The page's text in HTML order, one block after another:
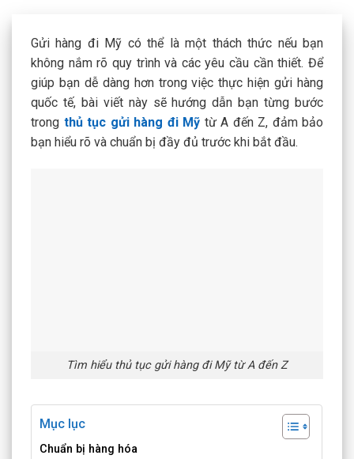
Gửi hàng đi Mỹ có thể là một thách thức nếu bạn
không nắm rõ quy trình và các yêu cầu cần thiết. Để
giúp bạn dễ dàng hơn trong việc thực hiện gửi hàng
quốc tế, bài viết này sẽ hướng dẫn bạn từng bước
trong thủ tục gửi hàng đi Mỹ từ A đến Z, đảm bảo
bạn hiểu rõ và chuẩn bị đầy đủ trước khi bắt đầu.
Tìm hiểu thủ tục gửi hàng đi Mỹ từ A đến Z
Mục lục
Chuẩn bị hàng hóa